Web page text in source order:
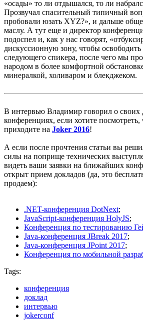
«осады» то ли отдышался, то ли
Прозвучал спасительный типичный
пробовали юзать XYZ?», и дальше
маслу. А тут еще и директор
подоспел и, как у нас говорят,
дискуссионную зону, чтобы освободить
следующего спикера, после чего мы
народом в более комфортной
минералкой, холиваром и блекджеком.
В интервью Владимир говорил о своих
конференциях, если хотите посмотреть,
приходите на Joker 2016!
А если после прочтения статьи вы
силы на поприще технических
видеть ваши заявки на ближайших
открыт прием докладов (да, это
продаем):
.NET-конференция DotNext;
JavaScript-конференция HolyJS;
Конференция по тестированию
Java-конференция JBreak 2017;
Java-конференция JPoint 2017;
Конференция по мобильной
Tags:
конференция
доклад
интервью
jokerconf